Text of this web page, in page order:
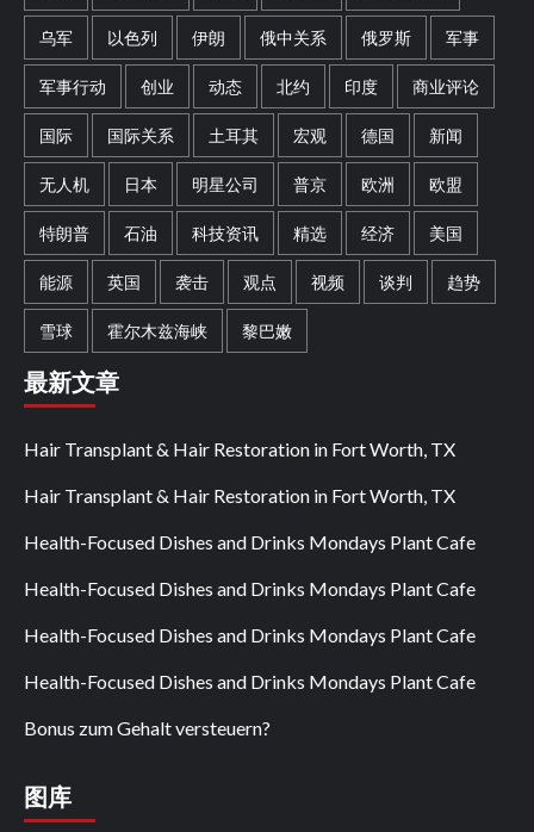
乌军 以色列 伊朗 俄中关系 俄罗斯 军事
军事行动 创业 动态 北约 印度 商业评论
国际 国际关系 土耳其 宏观 德国 新闻
无人机 日本 明星公司 普京 欧洲 欧盟
特朗普 石油 科技资讯 精选 经济 美国
能源 英国 袭击 观点 视频 谈判 趋势
雪球 霍尔木兹海峡 黎巴嫩
最新文章
Hair Transplant & Hair Restoration in Fort Worth, TX
Hair Transplant & Hair Restoration in Fort Worth, TX
Health-Focused Dishes and Drinks Mondays Plant Cafe
Health-Focused Dishes and Drinks Mondays Plant Cafe
Health-Focused Dishes and Drinks Mondays Plant Cafe
Health-Focused Dishes and Drinks Mondays Plant Cafe
Bonus zum Gehalt versteuern?
图库